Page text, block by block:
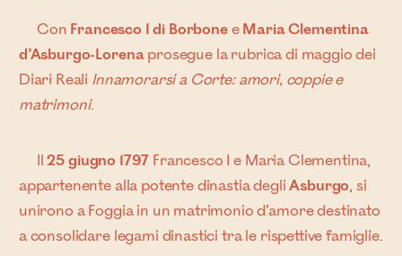
Con Francesco I di Borbonee Maria Clementina
d’Asburgo-Lorenaprosegue la rubrica di maggio dei
Diari Reali Innamorarsi a Corte: amori, coppie e
matrimoni.
Il25 giugno 1797 Francesco I e Maria Clementina,
appartenente alla potente dinastia degliAsburgo, si
unirono a Foggia in un matrimonio d’amore destinato
a consolidare legami dinastici tra le rispettive famiglie.